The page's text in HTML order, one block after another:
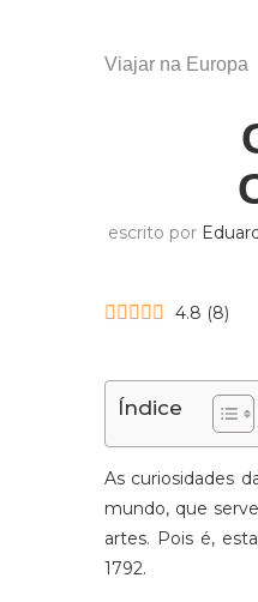
Viajar na Europa
escrito por
4.8 (8)
Índice
As curiosidades
mundo, que
artes. Pois é,
1792.